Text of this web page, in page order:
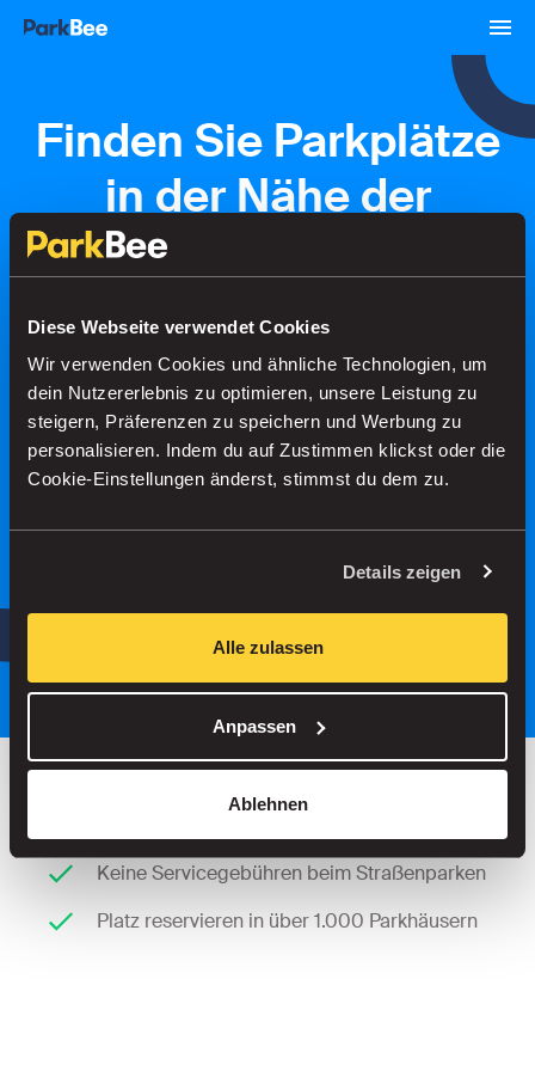
Diese Webseite verwendet Cookies
Wir verwenden Cookies und ähnliche Technologien, um
dein Nutzererlebnis zu optimieren, unsere Leistung zu
steigern, Präferenzen zu speichern und Werbung zu
personalisieren. Indem du auf Zustimmen klickst oder die
Cookie-Einstellungen änderst, stimmst du dem zu.
Details zeigen
Alle zulassen
Anpassen
Ablehnen
Finden Sie Parkplätze
in der Nähe der
Theresiastraat
Finden Sie Ihren Parkplatz in
Sekundenschnelle
Parken Sie intelligenter, mit unserer
App.
Keine Servicegebühren beim Straßenparken
Platz reservieren in über 1.000 Parkhäusern